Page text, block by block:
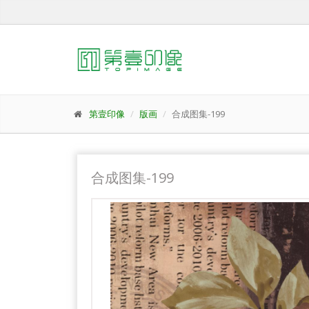
第壹印像 版画 合成图集-199
合成图集-199